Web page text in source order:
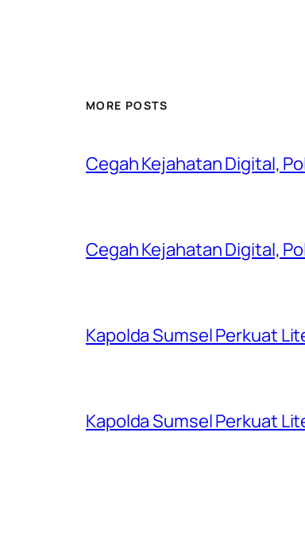
MORE POSTS
Cegah Kejahatan Digital,
Cegah Kejahatan Digital,
Kapolda Sumsel Perkuat
Kapolda Sumsel Perkuat